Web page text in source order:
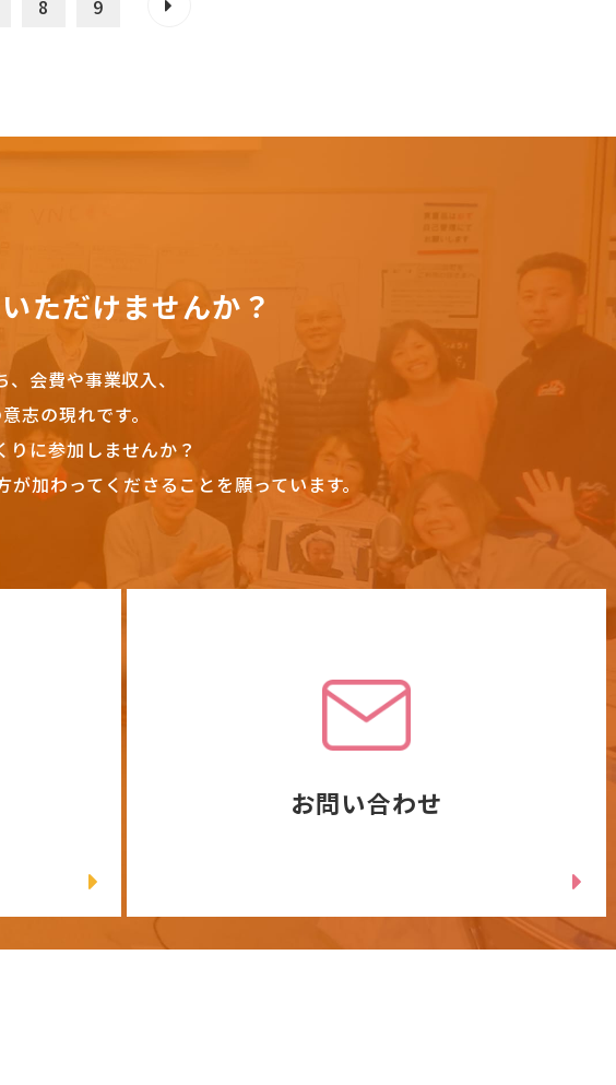
8 9
ただけませんか？
会費や事業収入、
志の現れです。
に参加しませんか？
加わってくださることを願っています。
お問い合わせ